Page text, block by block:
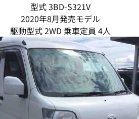
型式 3BD-S321V
2020年8月発売モデル
駆動型式 2WD 乗車定員 4人